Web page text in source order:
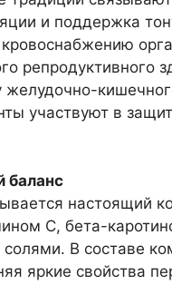
и поддержка
репродуктивного
желудочно-
участвуют в
баланс
настоящий
С, бета-
В составе
яркие свойства